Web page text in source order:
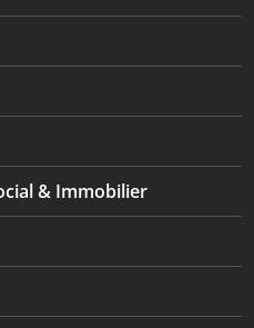
& Immobilier